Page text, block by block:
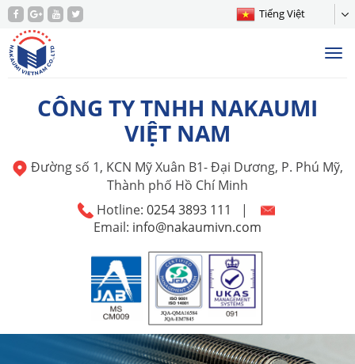
Tiếng Việt
CÔNG TY TNHH NAKAUMI
VIỆT NAM
Đường số 1, KCN Mỹ Xuân B1- Đại Dương, P. Phú Mỹ,
Thành phố Hồ Chí Minh
Hotline: 0254 3893 111
|
Email: info@nakaumivn.com